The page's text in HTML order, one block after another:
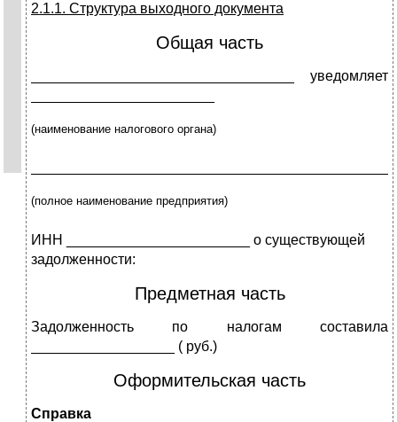
2.1.1. Структура выходного документа
Общая часть
_________________________________ уведомляет
(наименование налогового органа)
(полное наименование предприятия)
ИНН _______________________ о существующей
задолженности:
Предметная часть
Задолженность по налогам составила
__________________ ( руб.)
Оформительская часть
Справка